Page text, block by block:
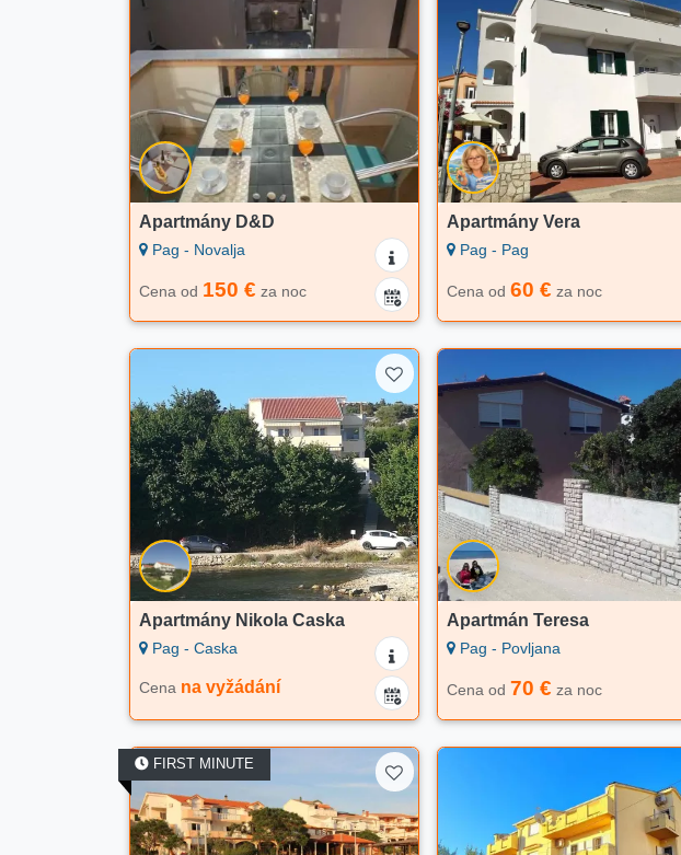
Apartmány D&D
Pag - Novalja
Cena od 150 € za noc
Apartmány Vera
Pag - Pag
Cena od 60 € za noc
Apartmány Nikola Caska
Pag - Caska
Cena na vyžádání
Apartmán Teresa
Pag - Povljana
Cena od 70 € za noc
FIRST MINUTE